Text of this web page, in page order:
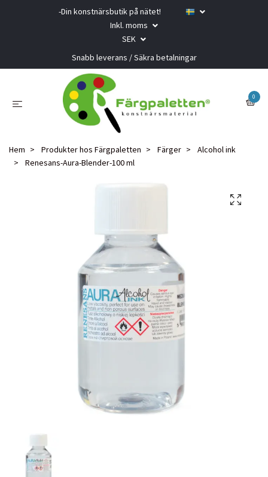
-Din konstnärsbutik på nätet!
Inkl. moms
SEK
Snabb leverans / Säkra betalningar
0
Hem Produkter hos Färgpaletten Färger
Alcohol ink
Renesans-Aura-Blender-100 ml